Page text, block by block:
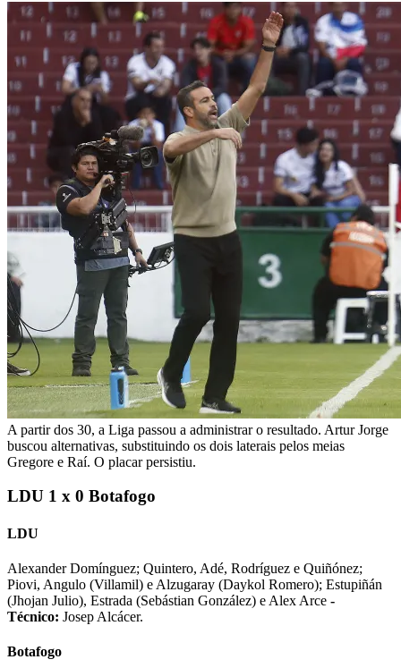
A partir dos 30, a Liga passou a administrar o resultado. Artur Jorge
buscou alternativas, substituindo os dois laterais pelos meias
Gregore e Raí. O placar persistiu.
LDU 1 x 0 Botafogo
LDU
Alexander Domínguez; Quintero, Adé, Rodríguez e Quiñónez;
Piovi, Angulo (Villamil) e Alzugaray (Daykol Romero); Estupiñán
(Jhojan Julio), Estrada (Sebástian González) e Alex Arce -
Técnico: Josep Alcácer.
Botafogo